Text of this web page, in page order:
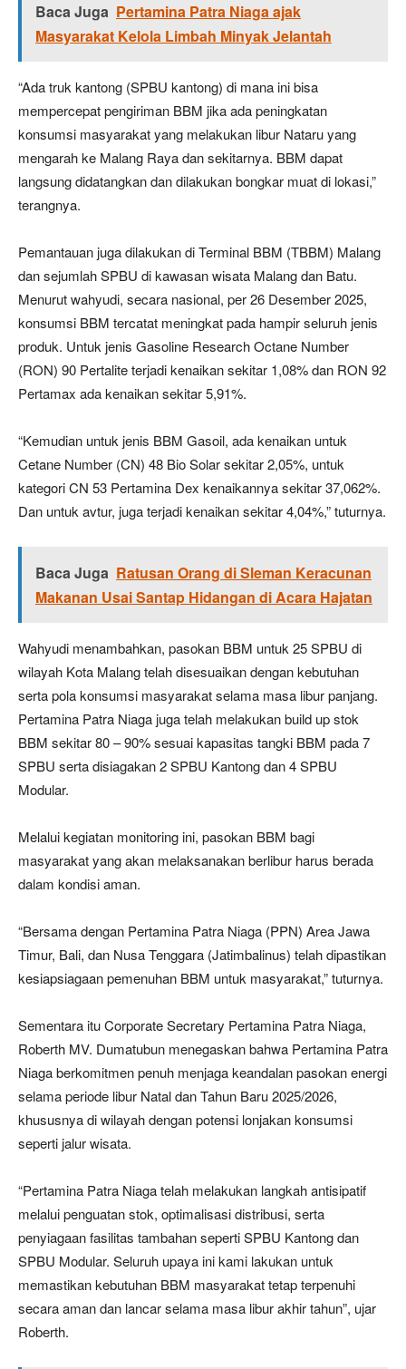
Baca Juga Pertamina Patra Niaga ajak
Masyarakat Kelola Limbah Minyak Jelantah
“Ada truk kantong (SPBU kantong) di mana ini bisa
mempercepat pengiriman BBM jika ada peningkatan
konsumsi masyarakat yang melakukan libur Nataru yang
mengarah ke Malang Raya dan sekitarnya. BBM dapat
langsung didatangkan dan dilakukan bongkar muat di lokasi,”
terangnya.
Pemantauan juga dilakukan di Terminal BBM (TBBM) Malang
dan sejumlah SPBU di kawasan wisata Malang dan Batu.
Menurut wahyudi, secara nasional, per 26 Desember 2025,
konsumsi BBM tercatat meningkat pada hampir seluruh jenis
produk. Untuk jenis Gasoline Research Octane Number
(RON) 90 Pertalite terjadi kenaikan sekitar 1,08% dan RON 92
Pertamax ada kenaikan sekitar 5,91%.
“Kemudian untuk jenis BBM Gasoil, ada kenaikan untuk
Cetane Number (CN) 48 Bio Solar sekitar 2,05%, untuk
kategori CN 53 Pertamina Dex kenaikannya sekitar 37,062%.
Dan untuk avtur, juga terjadi kenaikan sekitar 4,04%,” tuturnya.
Baca Juga Ratusan Orang di Sleman Keracunan
Makanan Usai Santap Hidangan di Acara Hajatan
Wahyudi menambahkan, pasokan BBM untuk 25 SPBU di
wilayah Kota Malang telah disesuaikan dengan kebutuhan
serta pola konsumsi masyarakat selama masa libur panjang.
Pertamina Patra Niaga juga telah melakukan build up stok
BBM sekitar 80 – 90% sesuai kapasitas tangki BBM pada 7
SPBU serta disiagakan 2 SPBU Kantong dan 4 SPBU
Modular.
Melalui kegiatan monitoring ini, pasokan BBM bagi
masyarakat yang akan melaksanakan berlibur harus berada
dalam kondisi aman.
“Bersama dengan Pertamina Patra Niaga (PPN) Area Jawa
Timur, Bali, dan Nusa Tenggara (Jatimbalinus) telah dipastikan
kesiapsiagaan pemenuhan BBM untuk masyarakat,” tuturnya.
Sementara itu Corporate Secretary Pertamina Patra Niaga,
Roberth MV. Dumatubun menegaskan bahwa Pertamina Patra
Niaga berkomitmen penuh menjaga keandalan pasokan energi
selama periode libur Natal dan Tahun Baru 2025/2026,
khususnya di wilayah dengan potensi lonjakan konsumsi
seperti jalur wisata.
“Pertamina Patra Niaga telah melakukan langkah antisipatif
melalui penguatan stok, optimalisasi distribusi, serta
penyiagaan fasilitas tambahan seperti SPBU Kantong dan
SPBU Modular. Seluruh upaya ini kami lakukan untuk
memastikan kebutuhan BBM masyarakat tetap terpenuhi
secara aman dan lancar selama masa libur akhir tahun”, ujar
Roberth.